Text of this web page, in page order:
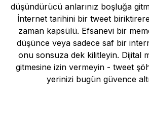
düşündürücü anlarınız boşluğa
İnternet tarihini bir tweet
zaman kapsülü. Efsanevi bir
düşünce veya sadece saf bir
onu sonsuza dek kilitleyin. Dijital
gitmesine izin vermeyin - tweet
yerinizi bugün güvence